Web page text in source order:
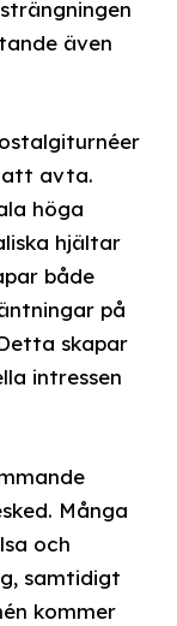
även
att avta.
höga
hjältar
både
på
skapar
intressen
Många
och
samtidigt
kommer